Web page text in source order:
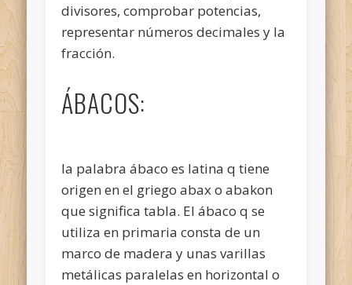
divisores, comprobar potencias,
representar números decimales y la
fracción.
ÁBACOS:
la palabra ábaco es latina q tiene
origen en el griego abax o abakon
que significa tabla. El ábaco q se
utiliza en primaria consta de un
marco de madera y unas varillas
metálicas paralelas en horizontal o